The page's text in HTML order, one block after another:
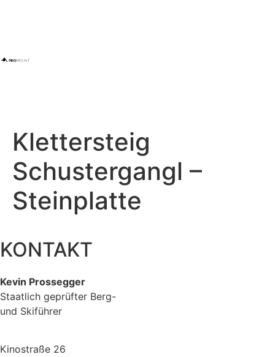
Klettersteig
Schustergangl –
Steinplatte
KONTAKT
Kevin Prossegger
Staatlich geprüfter Berg-
und Skiführer
Kinostraße 26